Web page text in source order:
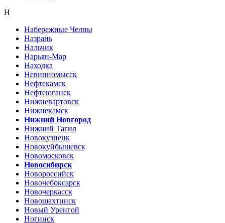
Н
Набережные Челны
Назрань
Нальчик
Нарьян-Мар
Находка
Невинномысск
Нефтекамск
Нефтеюганск
Нижневартовск
Нижнекамск
Нижний Новгород
Нижний Тагил
Новокузнецк
Новокуйбышевск
Новомосковск
Новосибирск
Новороссийск
Новочебоксарск
Новочеркасск
Новошахтинск
Новый Уренгой
Ногинск